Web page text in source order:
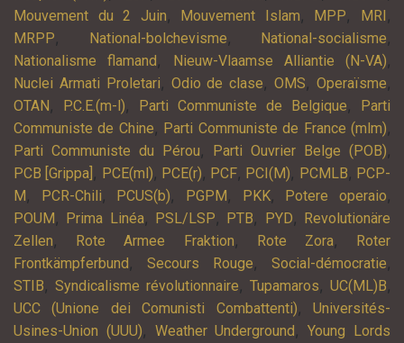
Mouvement du 2 Juin, Mouvement Islam, MPP, MRI ,
MRPP, National-bolchevisme, National-socialisme,
Nationalisme flamand , Nieuw-Vlaamse Alliantie (N-VA),
Nuclei Armati Proletari, Odio de clase,OMS,Operaïsme,
OTAN , P.C.E.(m-l), Parti Communiste de Belgique,
Parti
Communiste de Chine, Parti Communiste de France (mlm),
Parti Communiste du Pérou, Parti Ouvrier Belge (POB),
PCB [Grippa] , PCE(ml), PCE(r), PCF, PCI(M), PCMLB, PCP-
M , PCR-Chili, PCUS(b), PGPM , PKK, Potere operaio,
POUM , Prima Linéa, PSL/LSP, PTB, PYD,
Revolutionäre
Zellen, Rote Armee Fraktion, Rote Zora,
Roter
Frontkämpferbund , Secours Rouge, Social-démocratie,
STIB, Syndicalisme révolutionnaire, Tupamaros, UC(ML)B,
UCC (Unione dei Comunisti Combattenti),Universités-
Usines-Union (UUU), Weather Underground ,Young Lords